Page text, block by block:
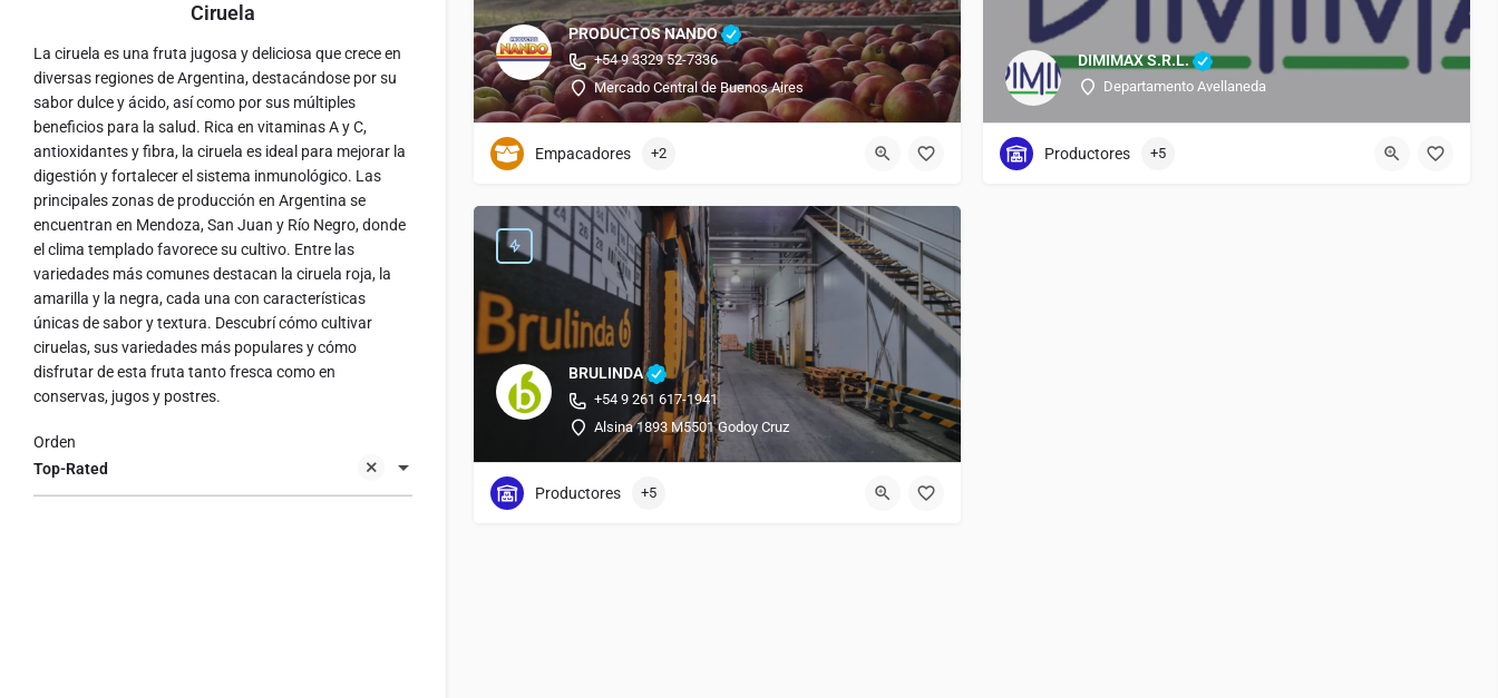
Ciruela
La ciruela es una fruta jugosa y deliciosa que crece en
diversas regiones de Argentina, destacándose por su
sabor dulce y ácido, así como por sus múltiples
beneficios para la salud. Rica en vitaminas A y C,
antioxidantes y fibra, la ciruela es ideal para mejorar la
digestión y fortalecer el sistema inmunológico. Las
principales zonas de producción en Argentina se
encuentran en Mendoza, San Juan y Río Negro, donde
el clima templado favorece su cultivo. Entre las
variedades más comunes destacan la ciruela roja, la
amarilla y la negra, cada una con características
únicas de sabor y textura. Descubrí cómo cultivar
ciruelas, sus variedades más populares y cómo
disfrutar de esta fruta tanto fresca como en
conservas, jugos y postres.
Top-Rated
Orden
PRODUCTOS NANDO
+54 9 3329 52-7336
Mercado Central de Buenos Aires
Empacadores +2
DIMIMAX S.R.L.
Departamento Avellaneda
Productores +5
BRULINDA
+54 9 261 617-1941
Alsina 1893 M5501 Godoy Cruz
Productores +5